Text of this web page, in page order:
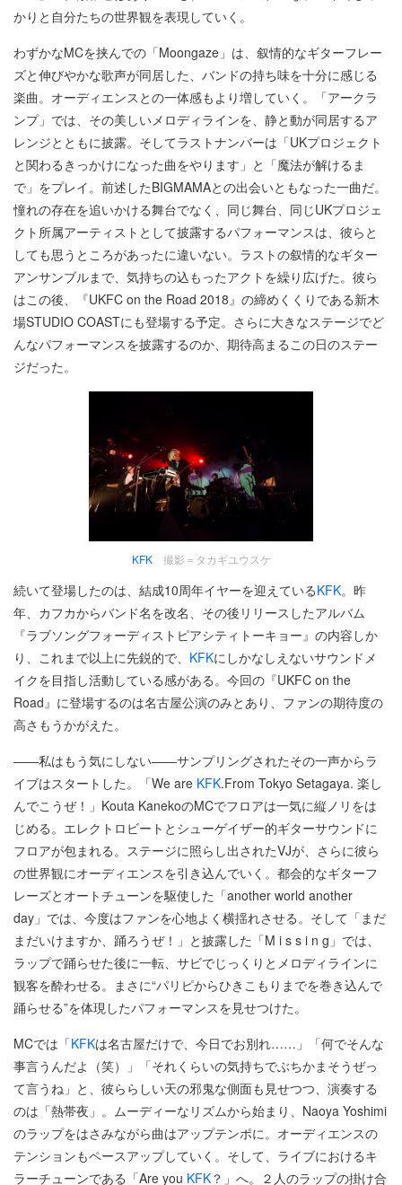
かりと自分たちの世界観を表現していく。
わずかなMCを挟んでの「Moongaze」は、叙情的なギターフレー
ズと伸びやかな歌声が同居した、バンドの持ち味を十分に感じる
楽曲。オーディエンスとの一体感もより増していく。「アークラ
ンプ」では、その美しいメロディラインを、静と動が同居するア
レンジとともに披露。そしてラストナンバーは「UKプロジェクト
と関わるきっかけになった曲をやります」と「魔法が解けるま
で」をプレイ。前述したBIGMAMAとの出会いともなった一曲だ。
憧れの存在を追いかける舞台でなく、同じ舞台、同じUKプロジェ
クト所属アーティストとして披露するパフォーマンスは、彼らと
しても思うところがあったに違いない。ラストの叙情的なギター
アンサンブルまで、気持ちの込もったアクトを繰り広げた。彼ら
はこの後、『UKFC on the Road 2018』の締めくくりである新木
場STUDIO COASTにも登場する予定。さらに大きなステージでど
んなパフォーマンスを披露するのか、期待高まるこの日のステー
ジだった。
KFK撮影＝タカギユウスケ
続いて登場したのは、結成10周年イヤーを迎えているKFK。昨
年、カフカからバンド名を改名、その後リリースしたアルバム
『ラブソングフォーディストピアシティトーキョー』の内容しか
り、これまで以上に先鋭的で、 KFKにしかなしえないサウンドメ
イクを目指し活動している感がある。今回の『UKFC on the
Road』に登場するのは名古屋公演のみとあり、ファンの期待度の
高さもうかがえた。
――私はもう気にしない――サンプリングされたその一声からラ
イブはスタートした。「We are KFK.From Tokyo Setagaya. 楽し
んでこうぜ！」Kouta KanekoのMCでフロアは一気に縦ノリをは
じめる。エレクトロビートとシューゲイザー的ギターサウンドに
フロアが包まれる。ステージに照らし出されたVJが、さらに彼ら
の世界観にオーディエンスを引き込んでいく。都会的なギターフ
レーズとオートチューンを駆使した「another world another
day」では、今度はファンを心地よく横揺れさせる。そして「まだ
まだいけますか、踊ろうぜ！」と披露した「M i s s i n g」では、
ラップで踊らせた後に一転、サビでじっくりとメロディラインに
観客を酔わせる。まさに“パリピからひきこもりまでを巻き込んで
踊らせる”を体現したパフォーマンスを見せつけた。
MCでは「KFKは名古屋だけで、今日でお別れ……」「何でそんな
事言うんだよ（笑）」「それくらいの気持ちでぶちかまそうぜっ
て言うね」と、彼ららしい天の邪鬼な側面も見せつつ、演奏する
のは「熱帯夜」。ムーディーなリズムから始まり、Naoya Yoshimi
のラップをはさみながら曲はアップテンポに。オーディエンスの
テンションもペースアップしていく。そして、ライブにおけるキ
ラーチューンである「Are you KFK ？」へ。２人のラップの掛け合